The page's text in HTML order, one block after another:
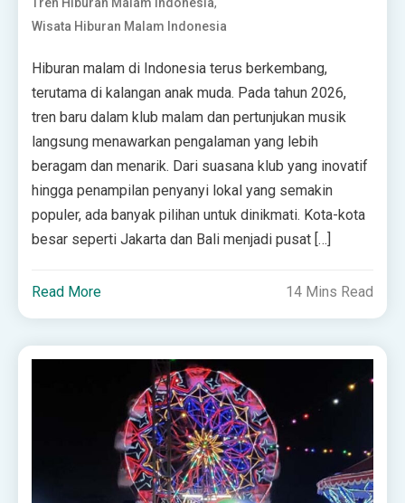
Wisata Hiburan Malam Indonesia
Hiburan malam di Indonesia terus berkembang,
terutama di kalangan anak muda. Pada tahun 2026,
tren baru dalam klub malam dan pertunjukan musik
langsung menawarkan pengalaman yang lebih
beragam dan menarik. Dari suasana klub yang inovatif
hingga penampilan penyanyi lokal yang semakin
populer, ada banyak pilihan untuk dinikmati. Kota-kota
besar seperti Jakarta dan Bali menjadi pusat […]
Read More 14 Mins Read